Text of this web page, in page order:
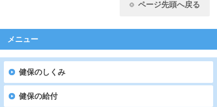
ページ先頭へ戻る
メニュー
健保のしくみ
健保の給付